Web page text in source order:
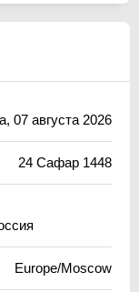
07 августа 2026
24 Сафар 1448
Europe/Moscow